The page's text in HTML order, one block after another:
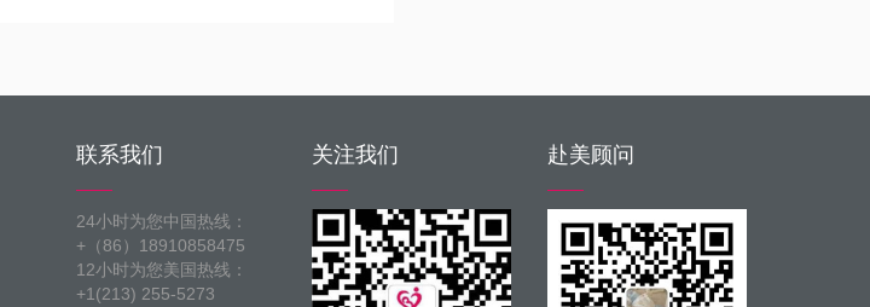
联系我们
24小时为您中国热线：
+（86）18910858475
12小时为您美国热线：
+1(213) 255-5273
关注我们 赴美顾问